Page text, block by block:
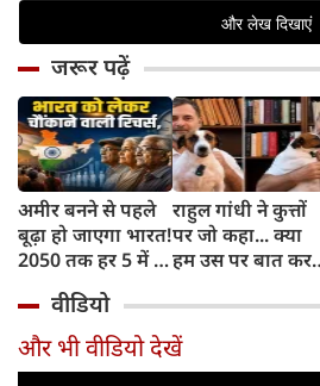
जरूर पढ़ें
अमीर बनने से पहले
बूढ़ा हो जाएगा भारत!
2050 तक हर 5 में 1
साल से ज्यादा उम्र का
राहुल गांधी ने कुत्तों
पर जो कहा... क्या
हम उस पर बात कर
वीडियो
और भी वीडियो देखें